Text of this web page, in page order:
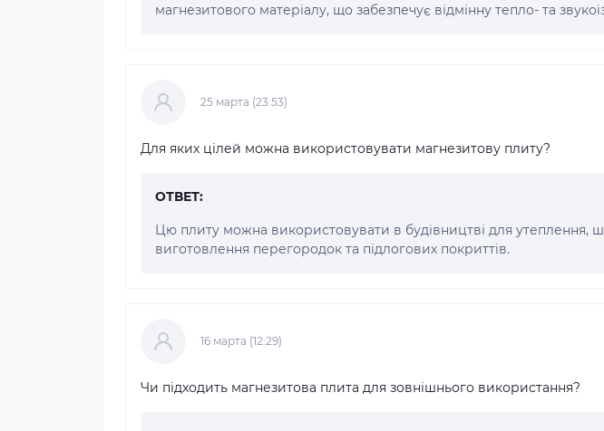
магнезитового матеріалу, що забезпечує відмінну тепло- та
25 марта (23:53)
Для яких цілей можна використовувати магнезитову плиту?
ОТВЕТ:
Цю плиту можна використовувати в будівництві для утеплення,
виготовлення перегородок та підлогових покриттів.
16 марта (12:29)
Чи підходить магнезитова плита для зовнішнього використання?